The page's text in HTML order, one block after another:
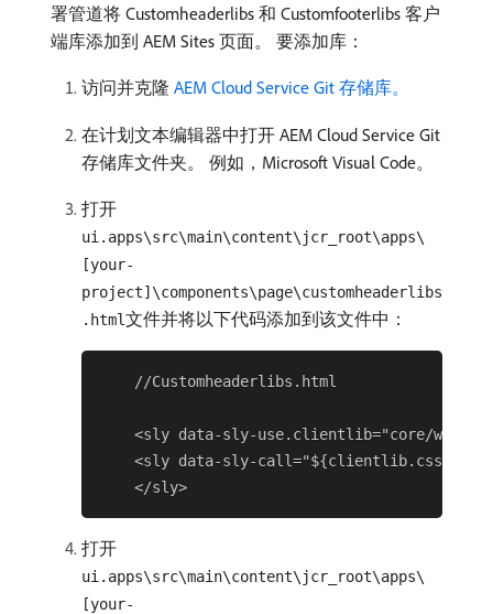
署管道将 Customheaderlibs 和 Customfooterlibs 客户
端库添加到 AEM Sites 页面。 要添加库：
访问并克隆 AEM Cloud Service Git 存储库。
在计划文本编辑器中打开 AEM Cloud Service Git
存储库文件夹。 例如，Microsoft Visual Code。
打开
ui.apps\src\main\content\jcr_root\apps\
[your-
project]\components\page\customheaderlibs
.html文件并将以下代码添加到该文件中：
    //Customheaderlibs.html
<sly data-sly-use.clientlib="core/wcm/
<sly data-sly-call="${clientlib.css @
打开
ui.apps\src\main\content\jcr_root\apps\
[your-